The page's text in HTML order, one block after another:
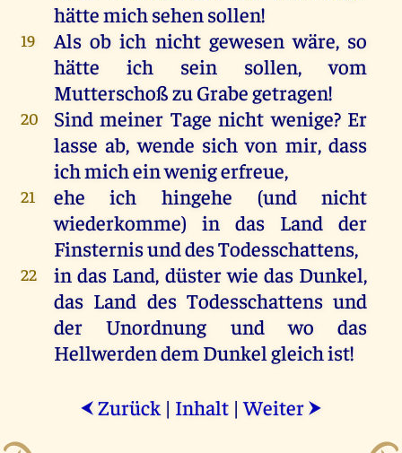
hättemichsehensollen!
19 Als ob ich nicht gewesen wäre, so
hätte
ich sein sollen,vom
MutterschoßzuGrabegetragen!
20 Sind meiner Tage nicht wenige? Er
lasse ab,wende sich von mir, dass
ichmicheinwenigerfreue,
21 ehe ich hingehe (und
nicht
wiederkomme) in das Land der
FinsternisunddesTodesschattens,
22 in das Land, düsterwie das Dunkel,
das Land desTodesschattensund
derUnordnung und wo
das
Hellwerdendem Dunkelgleichist!
⮜ Zurück | Inhalt |Weiter ⮞